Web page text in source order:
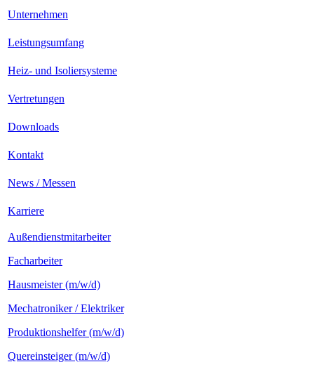
Unternehmen
Leistungsumfang
Heiz- und Isoliersysteme
Vertretungen
Downloads
Kontakt
News / Messen
Karriere
Außendienstmitarbeiter
Facharbeiter
Hausmeister (m/w/d)
Mechatroniker / Elektriker
Produktionshelfer (m/w/d)
Quereinsteiger (m/w/d)